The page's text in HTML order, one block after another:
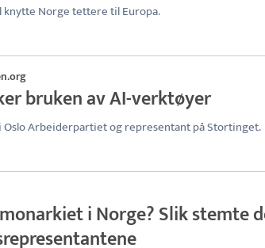
knytte Norge tettere til Europa.
bruken av AI-verktøyer
Arbeiderpartiet og representant på Stortinget.
i Norge? Slik stemte